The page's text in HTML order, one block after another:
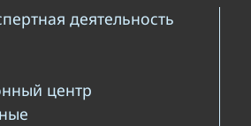
деятельность
центр